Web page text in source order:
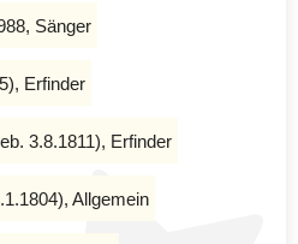
Sänger
Erfinder
3.8.1811), Erfinder
Allgemein